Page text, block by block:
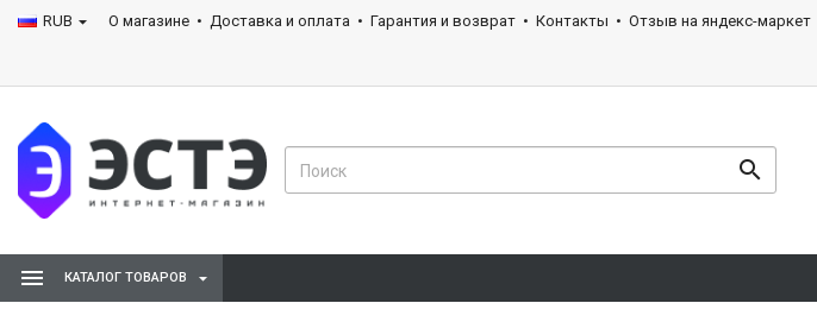
RUB О магазине Доставка и оплата Гарантия и возврат Контакты Отзыв на яндекс-маркет
КАТАЛОГ ТОВАРОВ